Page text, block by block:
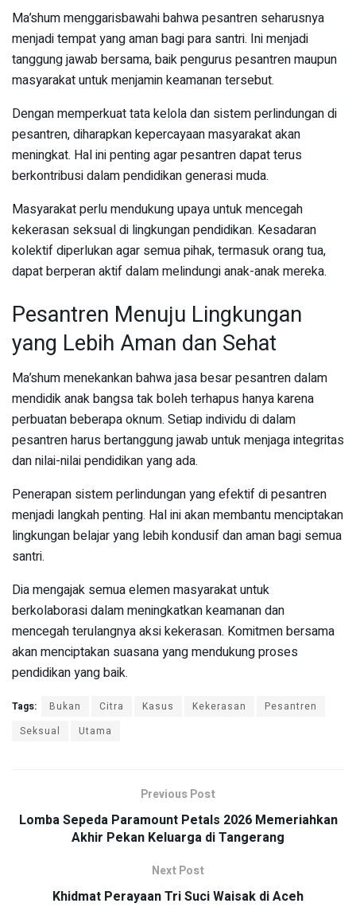
Ma’shum menggarisbawahi bahwa pesantren seharusnya
menjadi tempat yang aman bagi para santri. Ini menjadi
tanggung jawab bersama, baik pengurus pesantren maupun
masyarakat untuk menjamin keamanan tersebut.
Dengan memperkuat tata kelola dan sistem perlindungan di
pesantren, diharapkan kepercayaan masyarakat akan
meningkat. Hal ini penting agar pesantren dapat terus
berkontribusi dalam pendidikan generasi muda.
Masyarakat perlu mendukung upaya untuk mencegah
kekerasan seksual di lingkungan pendidikan. Kesadaran
kolektif diperlukan agar semua pihak, termasuk orang tua,
dapat berperan aktif dalam melindungi anak-anak mereka.
Pesantren Menuju Lingkungan
yang Lebih Aman dan Sehat
Ma’shum menekankan bahwa jasa besar pesantren dalam
mendidik anak bangsa tak boleh terhapus hanya karena
perbuatan beberapa oknum. Setiap individu di dalam
pesantren harus bertanggung jawab untuk menjaga integritas
dan nilai-nilai pendidikan yang ada.
Penerapan sistem perlindungan yang efektif di pesantren
menjadi langkah penting. Hal ini akan membantu menciptakan
lingkungan belajar yang lebih kondusif dan aman bagi semua
santri.
Dia mengajak semua elemen masyarakat untuk
berkolaborasi dalam meningkatkan keamanan dan
mencegah terulangnya aksi kekerasan. Komitmen bersama
akan menciptakan suasana yang mendukung proses
pendidikan yang baik.
Tags: Bukan Citra Kasus Kekerasan
Pesantren
Seksual
Utama
Previous Post
Lomba Sepeda Paramount Petals 2026 Memeriahkan
Akhir Pekan Keluarga di Tangerang
Next Post
Khidmat Perayaan Tri Suci Waisak di Aceh